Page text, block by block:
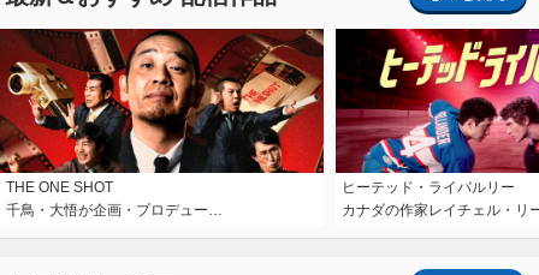
THE ONE SHOT
千鳥・大悟が企画・プロデュー…
ヒーテッド・ライバルリー
カナダの作家レイチェル・リ